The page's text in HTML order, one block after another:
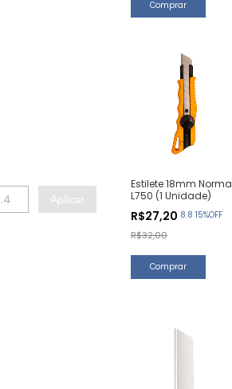
Aplicar
Estilete 18mm Norma
L750 (1 Unidade)
R$27,20 8.8 15%OFF
R$32,00